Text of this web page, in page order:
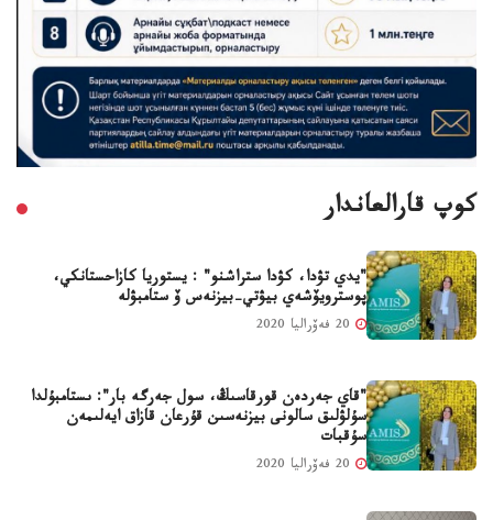
كوپ قارالعاندار
"يدي تۋدا، كۋدا ستراشنو" : يستوريا كازاحستانكي،
پوسترويۆشەي بيۋتي-بيزنەس ۆ ستامبۋلە
"قاي جەردەن قورقاسىڭ، سول جەرگە بار": ىستامبۇلدا
سۇلۋلىق سالونى بيزنەسىن قۇرعان قازاق ايەلىمەن
سۇقبات